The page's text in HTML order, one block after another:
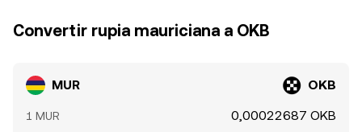
Convertir rupia mauriciana a OKB
MUR OKB
1 MUR 0,00022687 OKB